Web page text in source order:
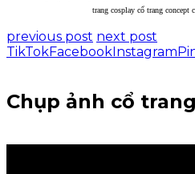
trang cosplay cổ trang concept
previous post next post
TikTokFacebookInstagram
Chụp ảnh cổ